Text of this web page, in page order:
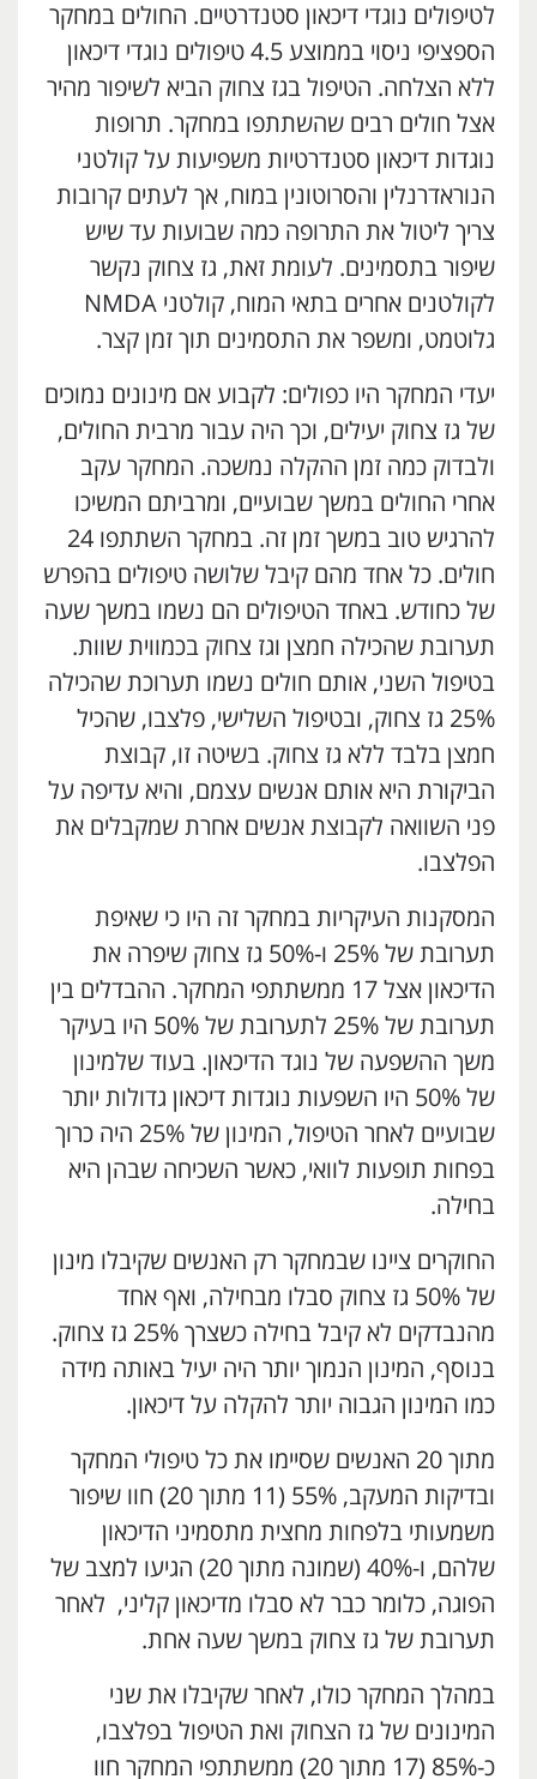
לטיפולים נוגדי דיכאון סטנדרטיים. החולים במחקר
הספציפי ניסוי בממוצע 4.5 טיפולים נוגדי דיכאון
ללא הצלחה. הטיפול בגז צחוק הביא לשיפור מהיר
אצל חולים רבים שהשתתפו במחקר. תרופות
נוגדות דיכאון סטנדרטיות משפיעות על קולטני
הנוראדרנלין והסרוטונין במוח, אך לעתים קרובות
צריך ליטול את התרופה כמה שבועות עד שיש
שיפור בתסמינים. לעומת זאת, גז צחוק נקשר
לקולטנים אחרים בתאי המוח, קולטני NMDA
גלוטמט, ומשפר את התסמינים תוך זמן קצר.
יעדי המחקר היו כפולים: לקבוע אם מינונים נמוכים
של גז צחוק יעילים, וכך היה עבור מרבית החולים,
ולבדוק כמה זמן ההקלה נמשכה. המחקר עקב
אחרי החולים במשך שבועיים, ומרביתם המשיכו
להרגיש טוב במשך זמן זה. במחקר השתתפו 24
חולים. כל אחד מהם קיבל שלושה טיפולים בהפרש
של כחודש. באחד הטיפולים הם נשמו במשך שעה
תערובת שהכילה חמצן וגז צחוק בכמווית שוות.
בטיפול השני, אותם חולים נשמו תערוכת שהכילה
25% גז צחוק, ובטיפול השלישי, פלצבו, שהכיל
חמצן בלבד ללא גז צחוק. בשיטה זו, קבוצת
הביקורת היא אותם אנשים עצמם, והיא עדיפה על
פני השוואה לקבוצת אנשים אחרת שמקבלים את
הפלצבו.
המסקנות העיקריות במחקר זה היו כי שאיפת
תערובת של 25% ו-50% גז צחוק שיפרה את
הדיכאון אצל 17 ממשתתפי המחקר. ההבדלים בין
תערובת של 25% לתערובת של 50% היו בעיקר
משך ההשפעה של נוגד הדיכאון. בעוד שלמינון
של 50% היו השפעות נוגדות דיכאון גדולות יותר
שבועיים לאחר הטיפול, המינון של 25% היה כרוך
בפחות תופעות לוואי, כאשר השכיחה שבהן היא
בחילה.
החוקרים ציינו שבמחקר רק האנשים שקיבלו מינון
של 50% גז צחוק סבלו מבחילה, ואף אחד
מהנבדקים לא קיבל בחילה כשצרך 25% גז צחוק.
בנוסף, המינון הנמוך יותר היה יעיל באותה מידה
כמו המינון הגבוה יותר להקלה על דיכאון.
מתוך 20 האנשים שסיימו את כל טיפולי המחקר
ובדיקות המעקב, 55% (11 מתוך 20) חוו שיפור
משמעותי בלפחות מחצית מתסמיני הדיכאון
שלהם, ו-40% (שמונה מתוך 20) הגיעו למצב של
הפוגה, כלומר כבר לא סבלו מדיכאון קליני, לאחר
תערובת של גז צחוק במשך שעה אחת.
במהלך המחקר כולו, לאחר שקיבלו את שני
המינונים של גז הצחוק ואת הטיפול בפלצבו,
כ-85% (17 מתוך 20) ממשתתפי המחקר חוו